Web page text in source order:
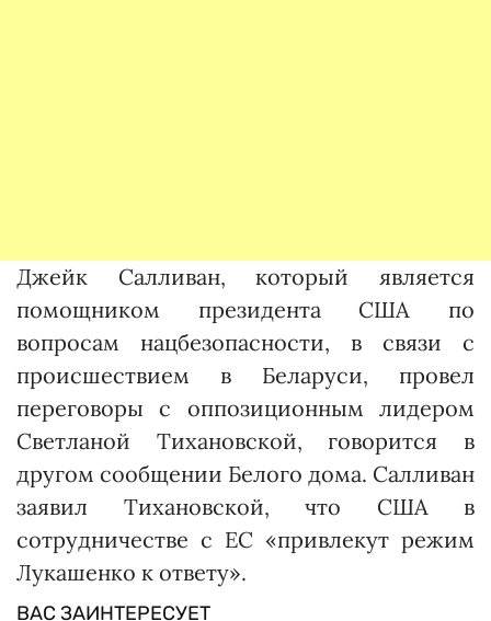
Джейк Салливан, который является
помощником президента США по
вопросам нацбезопасности, в связи с
происшествием в Беларуси, провел
переговоры с оппозиционным лидером
Светланой Тихановской, говорится в
другом сообщении Белого дома. Салливан
заявил Тихановской, что США в
сотрудничестве с ЕС «привлекут режим
Лукашенко к ответу».
ВАС ЗАИНТЕРЕСУЕТ